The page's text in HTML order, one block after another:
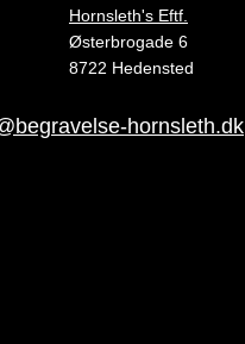
Hornsleth's Eftf.
Østerbrogade 6
8722 Hedensted
hornsleth.dk